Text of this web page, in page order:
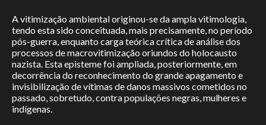
A vitimização ambiental originou-se da ampla vitimologia,
tendo esta sido conceituada, mais precisamente, no período
pós-guerra, enquanto carga teórica crítica de análise dos
processos de macrovitimização oriundos do holocausto
nazista. Esta episteme foi ampliada, posteriormente, em
decorrência do reconhecimento do grande apagamento e
invisibilização de vítimas de danos massivos cometidos no
passado, sobretudo, contra populações negras, mulheres e
indígenas.